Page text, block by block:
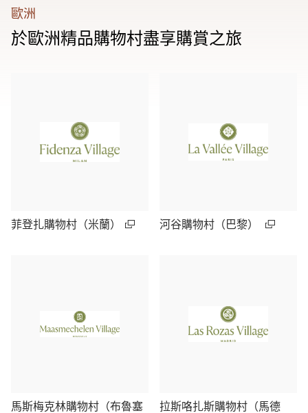
歐洲
於歐洲精品購物村盡享購賞之旅
菲登扎購物村（米蘭） 河谷購物村（巴黎）
馬斯梅克林購物村（布魯塞
拉斯咯扎斯購物村（馬德